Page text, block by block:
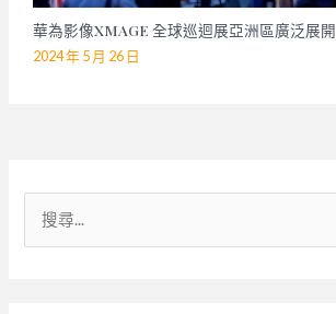
華為影像XMAGE 全球巡迴展亞洲區廣泛展開
2024 年 5 月 26 日